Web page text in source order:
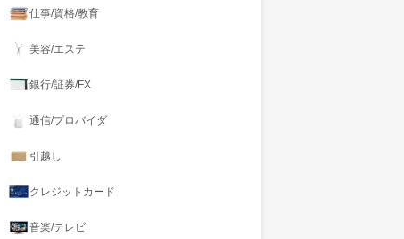
仕事/資格/教育
美容/エステ
銀行/証券/FX
通信/プロバイダ
引越し
クレジットカード
音楽/テレビ